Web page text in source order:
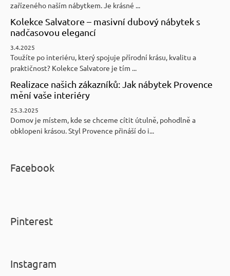
zařízeného naším nábytkem. Je krásné ...
Kolekce Salvatore – masivní dubový nábytek s
nadčasovou elegancí
3.4.2025
Toužíte po interiéru, který spojuje přírodní krásu, kvalitu a
praktičnost? Kolekce Salvatore je tím ...
Realizace našich zákazníků: Jak nábytek Provence
mění vaše interiéry
25.3.2025
Domov je místem, kde se chceme cítit útulně, pohodlně a
obklopeni krásou. Styl Provence přináší do i...
Facebook
Pinterest
Instagram